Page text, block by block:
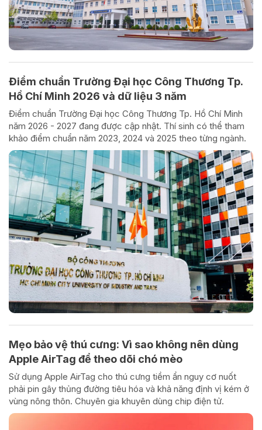
Điểm chuẩn Trường Đại học Công Thương Tp.
Hồ Chí Minh 2026 và dữ liệu 3 năm
Điểm chuẩn Trường Đại học Công Thương Tp. Hồ Chí Minh
năm 2026 - 2027 đang được cập nhật. Thí sinh có thể tham
khảo điểm chuẩn năm 2023, 2024 và 2025 theo từng ngành.
Mẹo bảo vệ thú cưng: Vì sao không nên dùng
Apple AirTag để theo dõi chó mèo
Sử dụng Apple AirTag cho thú cưng tiềm ẩn nguy cơ nuốt
phải pin gây thủng đường tiêu hóa và khả năng định vị kém ở
vùng nông thôn. Chuyên gia khuyên dùng chip điện tử.